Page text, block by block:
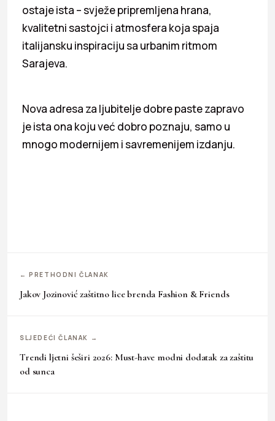
ostaje ista – svježe pripremljena hrana,
kvalitetni sastojci i atmosfera koja spaja
italijansku inspiraciju sa urbanim ritmom
Sarajeva.
Nova adresa za ljubitelje dobre paste zapravo
je ista ona koju već dobro poznaju, samo u
mnogo modernijem i savremenijem izdanju.
← PRETHODNI ČLANAK
Jakov Jozinović zaštitno lice brenda Fashion & Friends
SLJEDEĆI ČLANAK →
Trendi ljetni šeširi 2026: Must-have modni dodatak za zaštitu
od sunca